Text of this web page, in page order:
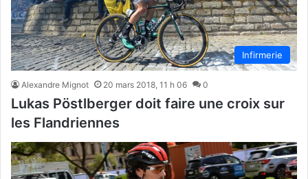
Infirmerie
Alexandre Mignot 20 mars 2018, 11 h 06 0
Lukas Pöstlberger doit faire une croix sur
les Flandriennes